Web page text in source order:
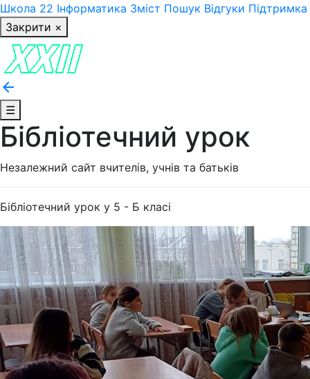
Школа 22 Інформатика Зміст Пошук Відгуки Підтримка
Закрити ×
arrow_back
☰
Бібліотечний урок
Незалежний сайт вчителів, учнів та батьків
Бібліотечний урок у 5 - Б класі